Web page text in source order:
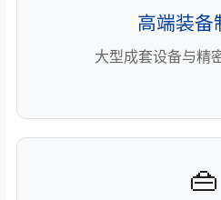
高端装备
大型成套设备与精
👜